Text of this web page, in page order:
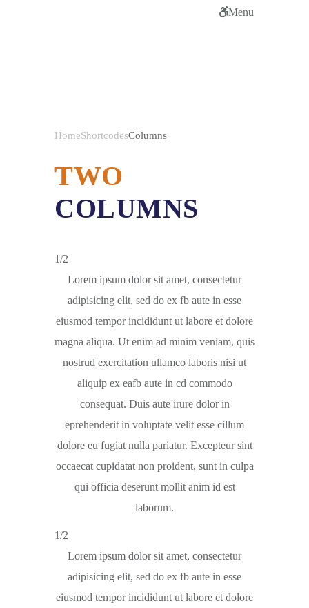
Menu
HomeShortcodesColumns
TWO
COLUMNS
1/2
Lorem ipsum dolor sit amet, consectetur
adipisicing elit, sed do ex fb aute in esse
eiusmod tempor incididunt ut labore et dolore
magna aliqua. Ut enim ad minim veniam, quis
nostrud exercitation ullamco laboris nisi ut
aliquip ex eafb aute in cd commodo
consequat. Duis aute irure dolor in
eprehenderit in voluptate velit esse cillum
dolore eu fugiat nulla pariatur. Excepteur sint
occaecat cupidatat non proident, sunt in culpa
qui officia deserunt mollit anim id est
laborum.
1/2
Lorem ipsum dolor sit amet, consectetur
adipisicing elit, sed do ex fb aute in esse
eiusmod tempor incididunt ut labore et dolore